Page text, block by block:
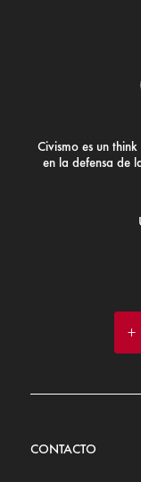
Civismo es un
en la defensa de
CONTACTO